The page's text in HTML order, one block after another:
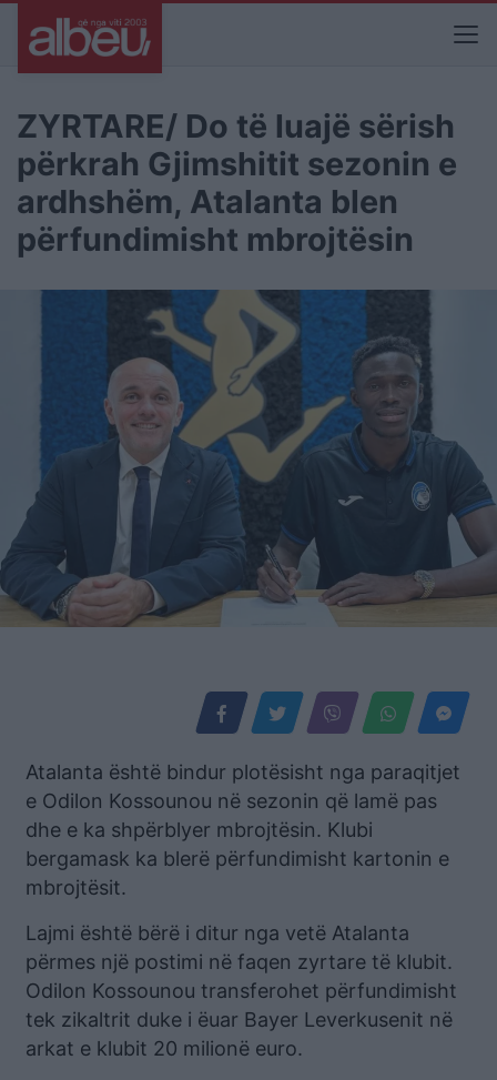
ZYRTARE/ Do të luajë sërish
përkrah Gjimshitit sezonin e
ardhshëm, Atalanta blen
përfundimisht mbrojtësin
Atalanta është bindur plotësisht nga paraqitjet
e Odilon Kossounou në sezonin që lamë pas
dhe e ka shpërblyer mbrojtësin. Klubi
bergamask ka blerë përfundimisht kartonin e
mbrojtësit.
Lajmi është bërë i ditur nga vetë Atalanta
përmes një postimi në faqen zyrtare të klubit.
Odilon Kossounou transferohet përfundimisht
tek zikaltrit duke i ëuar Bayer Leverkusenit në
arkat e klubit 20 milionë euro.